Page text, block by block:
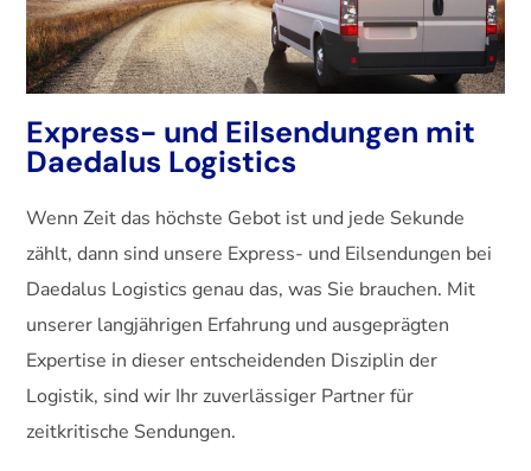
Express- und Eilsendungen mit
Daedalus Logistics
Wenn Zeit das höchste Gebot ist und jede Sekunde
zählt, dann sind unsere Express- und Eilsendungen bei
Daedalus Logistics genau das, was Sie brauchen. Mit
unserer langjährigen Erfahrung und ausgeprägten
Expertise in dieser entscheidenden Disziplin der
Logistik, sind wir Ihr zuverlässiger Partner für
zeitkritische Sendungen.